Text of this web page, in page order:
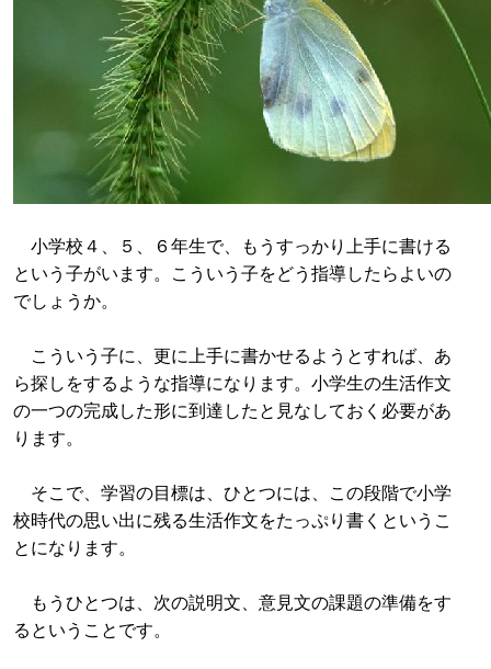
小学校４、５、６年生で、もうすっかり上手に書ける
という子がいます。こういう子をどう指導したらよいの
でしょうか。
こういう子に、更に上手に書かせるようとすれば、あ
ら探しをするような指導になります。小学生の生活作文
の一つの完成した形に到達したと見なしておく必要があ
ります。
そこで、学習の目標は、ひとつには、この段階で小学
校時代の思い出に残る生活作文をたっぷり書くというこ
とになります。
もうひとつは、次の説明文、意見文の課題の準備をす
るということです。